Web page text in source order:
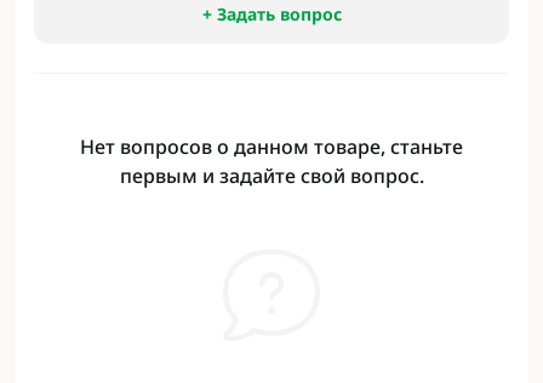
+ Задать вопрос
Нет вопросов о данном товаре, станьте
первым и задайте свой вопрос.